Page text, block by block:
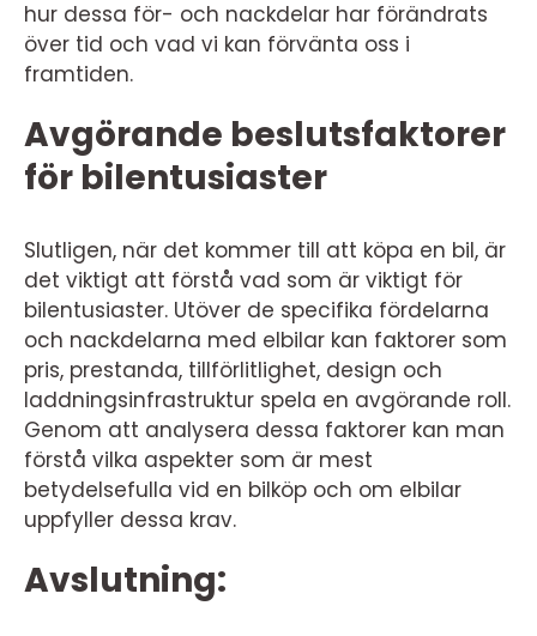
hur dessa för- och nackdelar har förändrats
över tid och vad vi kan förvänta oss i
framtiden.
Avgörande beslutsfaktorer
för bilentusiaster
Slutligen, när det kommer till att köpa en bil, är
det viktigt att förstå vad som är viktigt för
bilentusiaster. Utöver de specifika fördelarna
och nackdelarna med elbilar kan faktorer som
pris, prestanda, tillförlitlighet, design och
laddningsinfrastruktur spela en avgörande roll.
Genom att analysera dessa faktorer kan man
förstå vilka aspekter som är mest
betydelsefulla vid en bilköp och om elbilar
uppfyller dessa krav.
Avslutning: